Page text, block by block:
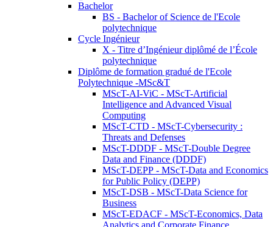
Bachelor
BS - Bachelor of Science de l'Ecole
polytechnique
Cycle Ingénieur
X - Titre d’Ingénieur diplômé de l’École
polytechnique
Diplôme de formation gradué de l'Ecole
Polytechnique -MSc&T
MScT-AI-ViC - MScT-Artificial
Intelligence and Advanced Visual
Computing
MScT-CTD - MScT-Cybersecurity :
Threats and Defenses
MScT-DDDF - MScT-Double Degree
Data and Finance (DDDF)
MScT-DEPP - MScT-Data and Economics
for Public Policy (DEPP)
MScT-DSB - MScT-Data Science for
Business
MScT-EDACF - MScT-Economics, Data
Analytics and Corporate Finance